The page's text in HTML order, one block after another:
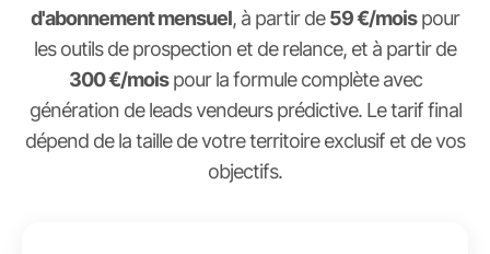
d'abonnement mensuel, à partir de59 €/moispour
les outils de prospection et de relance, et à partir de
300 €/moispour la formule complète avec
génération de leads vendeurs prédictive. Le tarif final
dépend de la taille de votre territoire exclusif et de vos
objectifs.